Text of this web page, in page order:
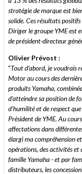
stratégie de marque est
solide. Ces résultats
Diriger le groupe YME est
de président-directeur
Olivier Prévost :
"Tout d'abord, je voudrais
Motor au cours des
produits Yamaha,
d'atteindre sa position de
d'humilité et de respect
Président de YME. Au
affectations dans
élargi ma compréhension
opérations, des activités et
famille Yamaha - et par
distributeurs, les